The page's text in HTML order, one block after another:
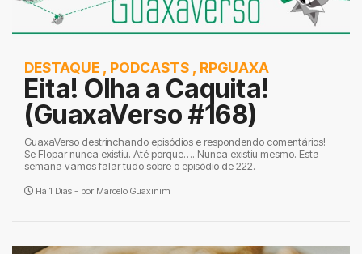
DESTAQUE , PODCASTS , RPGUAXA
Eita! Olha a Caquita!
(GuaxaVerso #168)
GuaxaVerso destrinchando episódios e respondendo comentários!
Se Flopar nunca existiu. Até porque…. Nunca existiu mesmo. Esta
semana vamos falar tudo sobre o episódio de 222.
Há 1 Dias - por Marcelo Guaxinim